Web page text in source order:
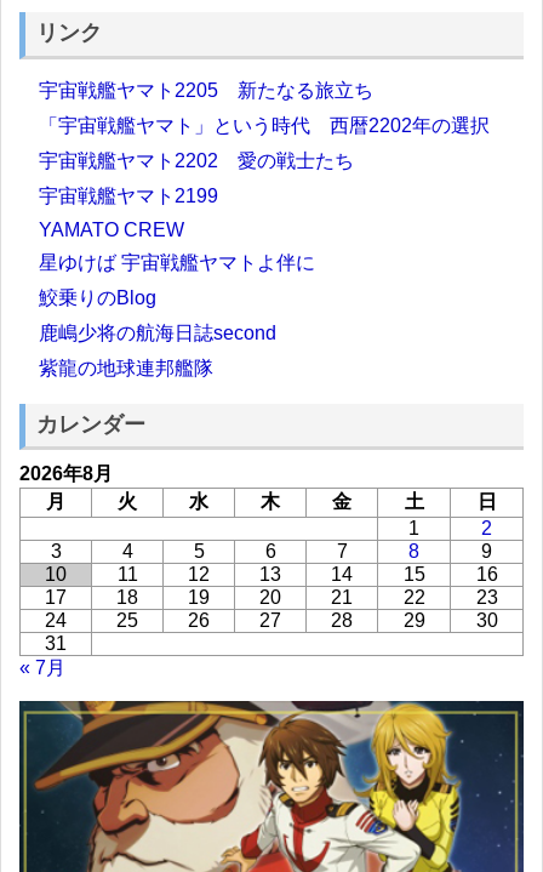
リンク
宇宙戦艦ヤマト2205 新たなる旅立ち
「宇宙戦艦ヤマト」という時代 西暦2202年の選択
宇宙戦艦ヤマト2202 愛の戦士たち
宇宙戦艦ヤマト2199
YAMATO CREW
星ゆけば 宇宙戦艦ヤマトよ伴に
鮫乗りのBlog
鹿嶋少将の航海日誌second
紫龍の地球連邦艦隊
カレンダー
2026年8月
月
火 水 木 金 土
日
1
2
3
4 5 6 7 8
9
10
11 12 13 14 15
16
17
18 19 20 21 22
23
24
25 26 27 28 29
30
31
« 7月